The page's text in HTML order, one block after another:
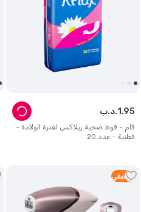
فام - فوط صحية ريلاكس لفترة الولادة -
قطنية - عدد 20
د.ب.1 .95
5 متبقي